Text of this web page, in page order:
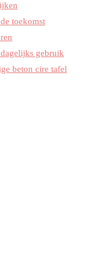
toekomst
gebruik
beton cire tafel